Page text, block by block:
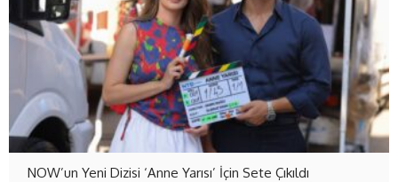
NOW’un Yeni Dizisi ‘Anne Yarısı’ İçin Sete Çıkıldı